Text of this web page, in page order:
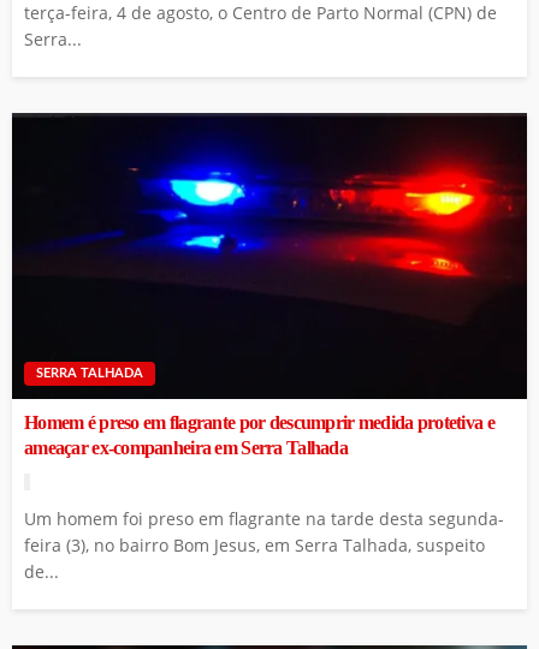
terça-feira, 4 de agosto, o Centro de Parto Normal (CPN) de
Serra...
SERRA TALHADA
Homem é preso em flagrante por descumprir medida protetiva e
ameaçar ex-companheira em Serra Talhada
Um homem foi preso em flagrante na tarde desta segunda-
feira (3), no bairro Bom Jesus, em Serra Talhada, suspeito
de...